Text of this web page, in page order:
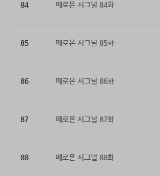
84 페로몬 시그널 84화
85 페로몬 시그널 85화
86 페로몬 시그널 86화
87 페로몬 시그널 87화
88 페로몬 시그널 88화